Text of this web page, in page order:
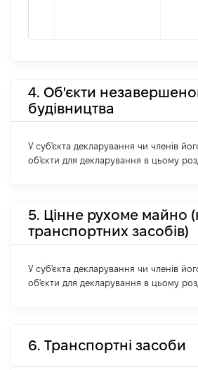
4. Об'єкти
будівництва
У суб'єкта декларування чи членів його
об'єкти для декларування в цьому
5. Цінне рухоме майно
транспортних засобів)
У суб'єкта декларування чи членів його
об'єкти для декларування в цьому
6. Транспортні засоби